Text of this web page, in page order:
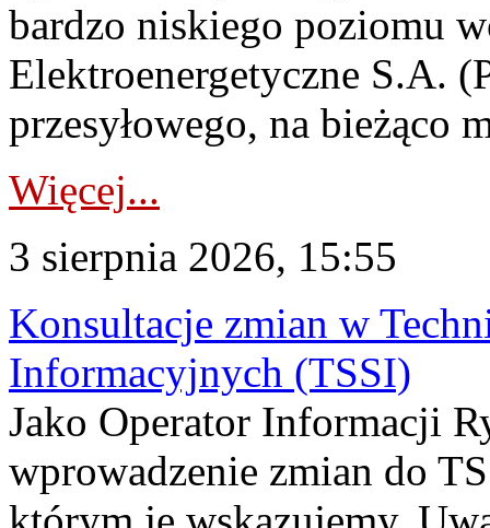
bardzo niskiego poziomu
Elektroenergetyczne S.A.
przesyłowego, na bieżąco
Więcej...
3 sierpnia 2026, 15:55
Konsultacje zmian w
Informacyjnych (TSSI)
Jako Operator Informacji
wprowadzenie zmian do